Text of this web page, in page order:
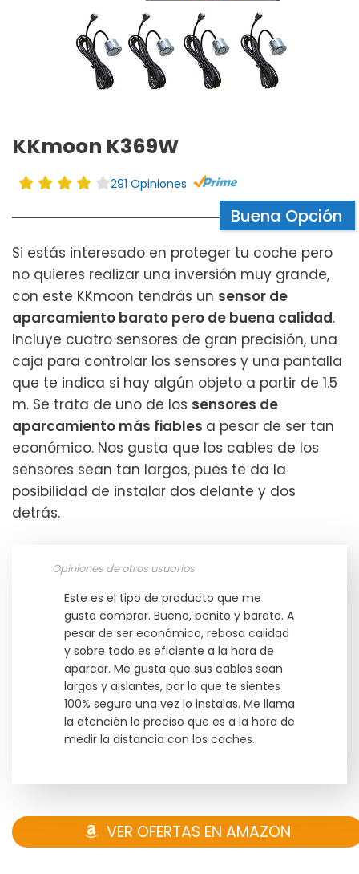
KKmoon K369W
291 Opiniones
Buena Opción
Si estás interesado en proteger tu coche pero
no quieres realizar una inversión muy grande,
con este KKmoon tendrás un sensor de
aparcamiento barato pero de buena calidad.
Incluye cuatro sensores de gran precisión, una
caja para controlar los sensores y una pantalla
que te indica si hay algún objeto a partir de 1.5
m. Se trata de uno de los sensores de
aparcamiento más fiables a pesar de ser tan
económico. Nos gusta que los cables de los
sensores sean tan largos, pues te da la
posibilidad de instalar dos delante y dos
detrás.
Opiniones de otros usuarios
Este es el tipo de producto que me
gusta comprar. Bueno, bonito y barato. A
pesar de ser económico, rebosa calidad
y sobre todo es eficiente a la hora de
aparcar. Me gusta que sus cables sean
largos y aislantes, por lo que te sientes
100% seguro una vez lo instalas. Me llama
la atención lo preciso que es a la hora de
medir la distancia con los coches.
VER OFERTAS EN AMAZON